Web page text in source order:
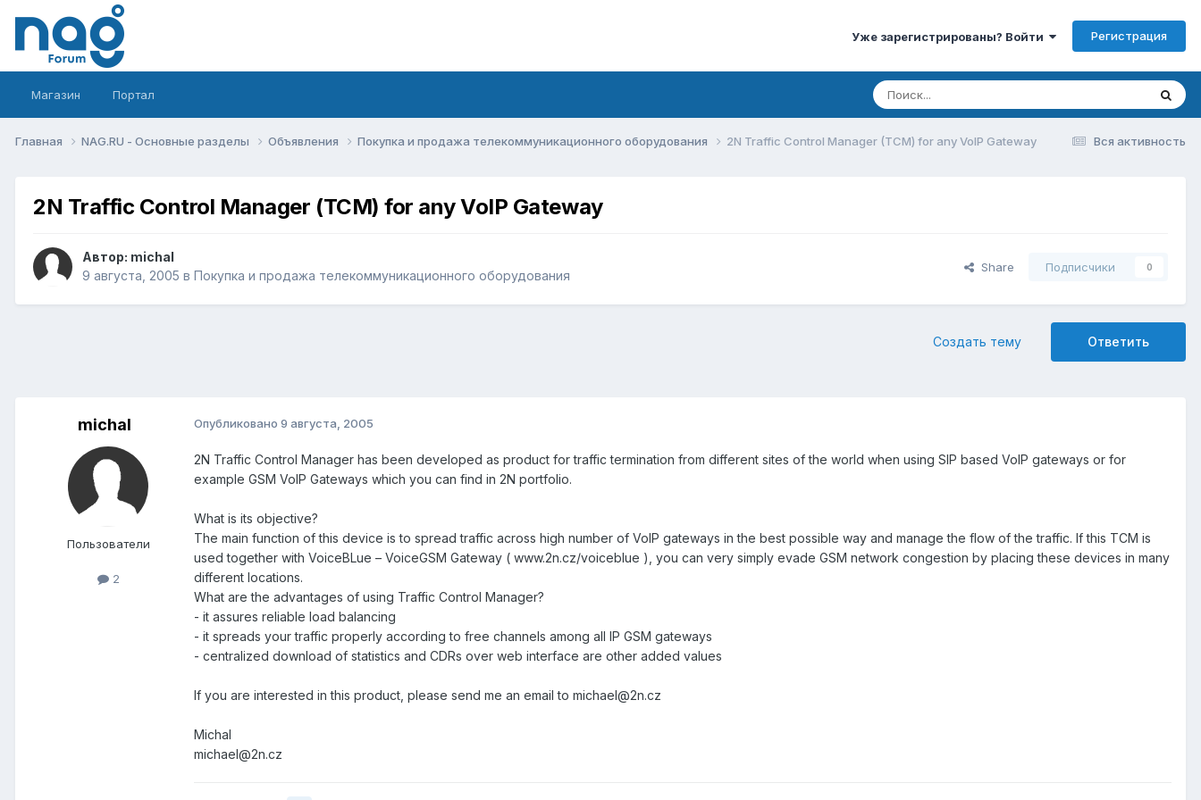
Уже зарегистрированы? Войти Регистрация
Магазин Портал
Вся активность
Главная NAG.RU - Основные разделы Объявления Покупка и продажа телекоммуникационного оборудования 2N Traffic Control Manager (TCM) for any VoIP Gateway
2N Traffic Control Manager (TCM) for any VoIP Gateway
Автор: michal
9 августа, 2005 в Покупка и продажа телекоммуникационного оборудования
Share Подписчики 0
Ответить
Создать тему
michal
Пользователи
2
Опубликовано 9 августа, 2005
2N Traffic Control Manager has been developed as product for traffic termination from different sites of the world when using SIP based VoIP gateways or for
example GSM VoIP Gateways which you can find in 2N portfolio.
What is its objective?
The main function of this device is to spread traffic across high number of VoIP gateways in the best possible way and manage the flow of the traffic. If this TCM is
used together with VoiceBLue – VoiceGSM Gateway ( www.2n.cz/voiceblue ), you can very simply evade GSM network congestion by placing these devices in many
different locations.
What are the advantages of using Traffic Control Manager?
- it assures reliable load balancing
- it spreads your traffic properly according to free channels among all IP GSM gateways
- centralized download of statistics and CDRs over web interface are other added values
If you are interested in this product, please send me an email to michael@2n.cz
Michal
michael@2n.cz